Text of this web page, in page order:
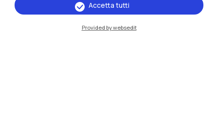
Accetta tutti
Provided by websedit